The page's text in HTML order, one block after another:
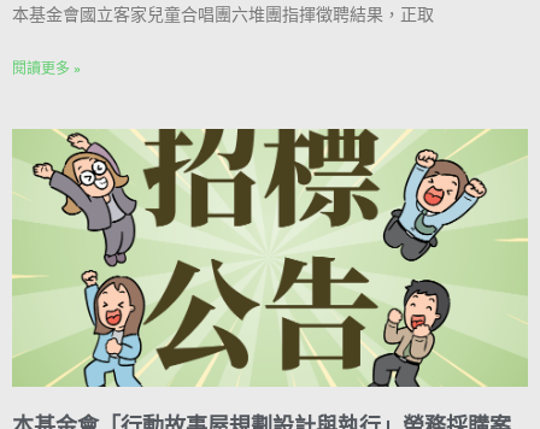
本基金會國立客家兒童合唱團六堆團指揮徵聘結果，正取
閱讀更多 »